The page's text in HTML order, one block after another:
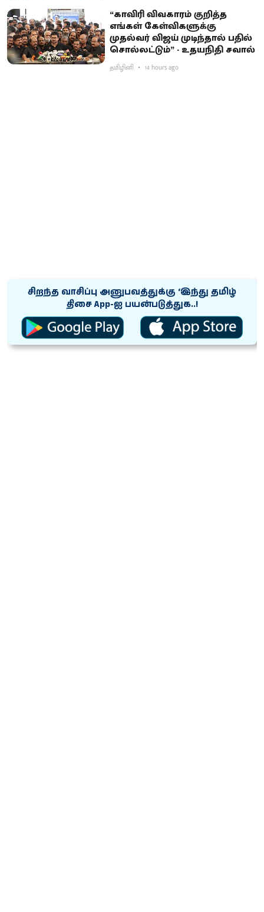
“காவிரி விவகாரம் குறித்த
எங்கள் கேள்விகளுக்கு
முதல்வர் விஜய் முடிந்தால் பதில்
சொல்லட்டும்” - உதயநிதி சவால்
தமிழினி 14 hours ago
சிறந்த வாசிப்பு அனுபவத்துக்கு ‘இந்து தமிழ்
திசை App-ஐ பயன்படுத்துக..!